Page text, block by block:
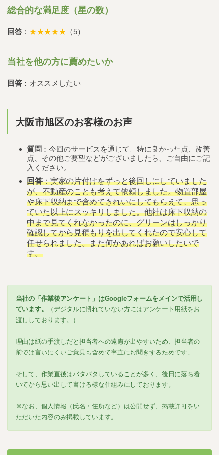
総合的な満足度（星の数）
回答 ： ★★★★★ （5）
当社を他の方に薦めたいか
回答 ：オススメしたい
大阪市旭区のお客様のお声
質問 ：今回のサービスを通じて、特に良かった点、改善
点、その他ご要望などがございましたら、ご自由にご記
入ください。
回答：実家の片付けをずっと後回しにしていました
が、不動産のことも考えて依頼しました。物置部屋
や床下収納まで含めてきれいにしてもらえて、思っ
ていた以上にスッキリしました。他社は床下収納の
中まで見てくれなかったのに、グリーンはしっかり
確認してから見積もりを出してくれたので安心して
任せられました。また何かあればお願いしたいで
す。
当社の「作業後アンケート」はGoogleフォームをメインで活用し
ています。
（デジタルに慣れていない方にはアンケート用紙をお
渡ししております。）
理由は紙の手渡しだと担当者への遠慮が出やすいため、担当者の
前では言いにくいご意見も含めて率直にお聞きするためです。
そして、作業直後はバタバタしていることが多く、後日に落ち着
いてから思い出して書ける様な仕組みにしております。
※なお、個人情報（氏名・住所など）は公開せず、掲載許可をい
ただいた内容のみ掲載しています。